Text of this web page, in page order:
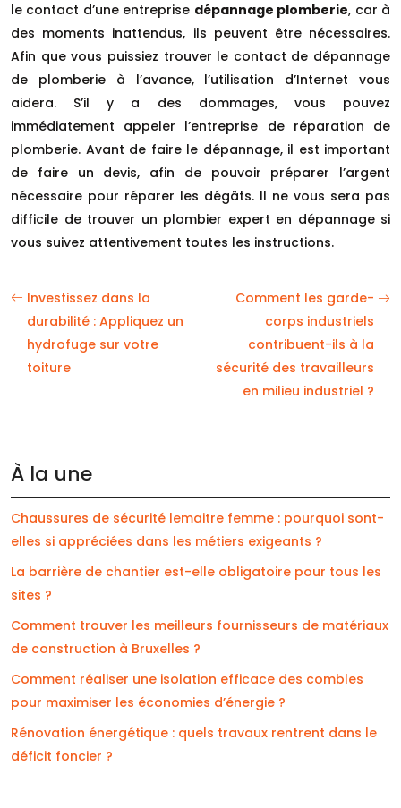
le contact d’une entreprise dépannage plomberie, car à
des moments inattendus, ils peuvent être nécessaires.
Afin que vous puissiez trouver le contact de dépannage
de plomberie à l’avance, l’utilisation d’Internet vous
aidera. S’il y a des dommages, vous pouvez
immédiatement appeler l’entreprise de réparation de
plomberie. Avant de faire le dépannage, il est important
de faire un devis, afin de pouvoir préparer l’argent
nécessaire pour réparer les dégâts. Il ne vous sera pas
difficile de trouver un plombier expert en dépannage si
vous suivez attentivement toutes les instructions.
Investissez dans la
durabilité : Appliquez un
hydrofuge sur votre
toiture
Comment les garde-
corps industriels
contribuent-ils à la
sécurité des travailleurs
en milieu industriel ?
À la une
Chaussures de sécurité lemaitre femme : pourquoi sont-
elles si appréciées dans les métiers exigeants ?
La barrière de chantier est-elle obligatoire pour tous les
sites ?
Comment trouver les meilleurs fournisseurs de matériaux
de construction à Bruxelles ?
Comment réaliser une isolation efficace des combles
pour maximiser les économies d’énergie ?
Rénovation énergétique : quels travaux rentrent dans le
déficit foncier ?